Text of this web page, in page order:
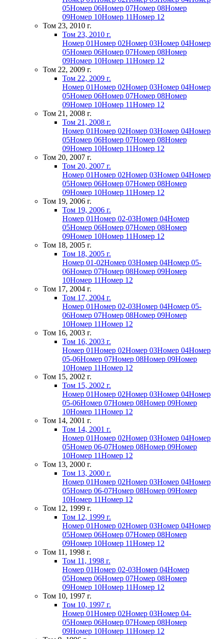
05Номер 06Номер 07Номер 08Номер
09Номер 10Номер 11Номер 12
Том 23, 2010 г.
Том 23, 2010 г.
Номер 01Номер 02Номер 03Номер 04Номер
05Номер 06Номер 07Номер 08Номер
09Номер 10Номер 11Номер 12
Том 22, 2009 г.
Том 22, 2009 г.
Номер 01Номер 02Номер 03Номер 04Номер
05Номер 06Номер 07Номер 08Номер
09Номер 10Номер 11Номер 12
Том 21, 2008 г.
Том 21, 2008 г.
Номер 01Номер 02Номер 03Номер 04Номер
05Номер 06Номер 07Номер 08Номер
09Номер 10Номер 11Номер 12
Том 20, 2007 г.
Том 20, 2007 г.
Номер 01Номер 02Номер 03Номер 04Номер
05Номер 06Номер 07Номер 08Номер
09Номер 10Номер 11Номер 12
Том 19, 2006 г.
Том 19, 2006 г.
Номер 01Номер 02-03Номер 04Номер
05Номер 06Номер 07Номер 08Номер
09Номер 10Номер 11Номер 12
Том 18, 2005 г.
Том 18, 2005 г.
Номер 01-02Номер 03Номер 04Номер 05-
06Номер 07Номер 08Номер 09Номер
10Номер 11Номер 12
Том 17, 2004 г.
Том 17, 2004 г.
Номер 01Номер 02-03Номер 04Номер 05-
06Номер 07Номер 08Номер 09Номер
10Номер 11Номер 12
Том 16, 2003 г.
Том 16, 2003 г.
Номер 01Номер 02Номер 03Номер 04Номер
05-06Номер 07Номер 08Номер 09Номер
10Номер 11Номер 12
Том 15, 2002 г.
Том 15, 2002 г.
Номер 01Номер 02Номер 03Номер 04Номер
05-06Номер 07Номер 08Номер 09Номер
10Номер 11Номер 12
Том 14, 2001 г.
Том 14, 2001 г.
Номер 01Номер 02Номер 03Номер 04Номер
05Номер 06-07Номер 08Номер 09Номер
10Номер 11Номер 12
Том 13, 2000 г.
Том 13, 2000 г.
Номер 01Номер 02Номер 03Номер 04Номер
05Номер 06-07Номер 08Номер 09Номер
10Номер 11Номер 12
Том 12, 1999 г.
Том 12, 1999 г.
Номер 01Номер 02Номер 03Номер 04Номер
05Номер 06Номер 07Номер 08Номер
09Номер 10Номер 11Номер 12
Том 11, 1998 г.
Том 11, 1998 г.
Номер 01Номер 02-03Номер 04Номер
05Номер 06Номер 07Номер 08Номер
09Номер 10Номер 11Номер 12
Том 10, 1997 г.
Том 10, 1997 г.
Номер 01Номер 02Номер 03Номер 04-
05Номер 06Номер 07Номер 08Номер
09Номер 10Номер 11Номер 12